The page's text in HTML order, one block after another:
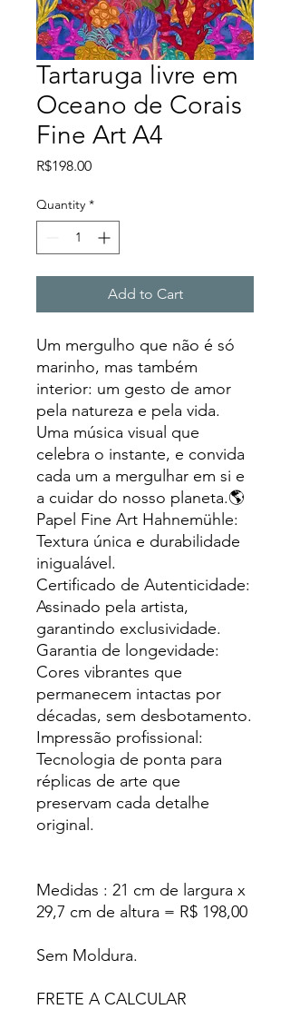
Tartaruga livre em
Oceano de Corais
Fine Art A4
R$198.00Price
Quantity *
Add to Cart
Um mergulho que não é só
marinho, mas também
interior: um gesto de amor
pela natureza e pela vida.
Uma música visual que
celebra o instante, e convida
cada um a mergulhar em si e
a cuidar do nosso planeta.🌎
Papel Fine Art Hahnemühle:
Textura única e durabilidade
inigualável.
Certificado de Autenticidade:
Assinado pela artista,
garantindo exclusividade.
Garantia de longevidade:
Cores vibrantes que
permanecem intactas por
décadas, sem desbotamento.
Impressão profissional:
Tecnologia de ponta para
réplicas de arte que
preservam cada detalhe
original.
Medidas : 21 cm de largura x
29,7 cm de altura = R$ 198,00
Sem Moldura.
FRETE A CALCULAR